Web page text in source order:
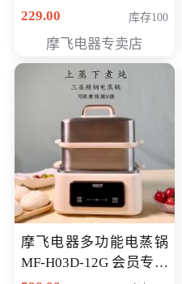
168元
229.00 库存100
摩飞电器专卖店
摩飞电器多功能电蒸锅
MF-H03D-12G 会员专享